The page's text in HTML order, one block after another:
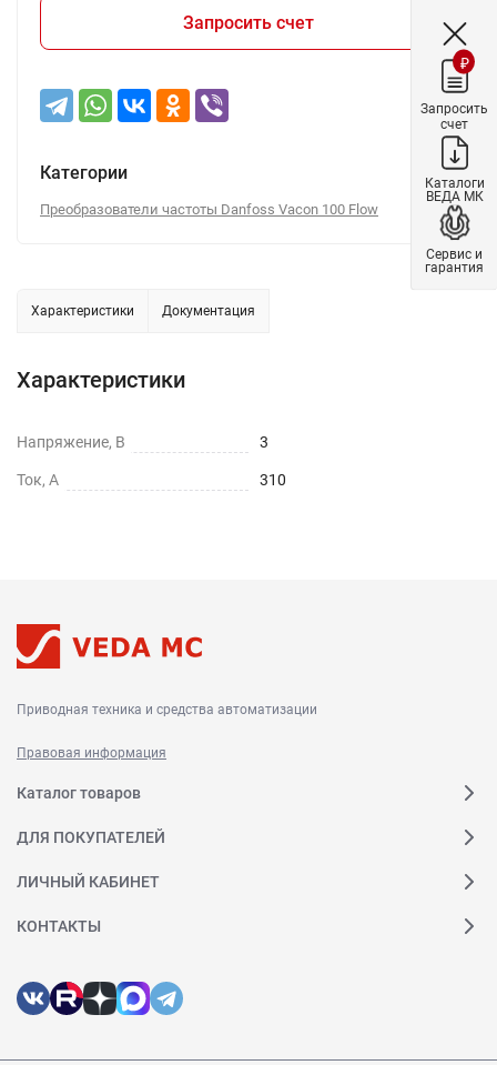
Запросить счет
Категории
Преобразователи частоты Danfoss Vacon 100 Flow
Характеристики Документация
Характеристики
Напряжение, В 3
Ток, А 310
Приводная техника и средства автоматизации
Правовая информация
Каталог товаров
ДЛЯ ПОКУПАТЕЛЕЙ
ЛИЧНЫЙ КАБИНЕТ
КОНТАКТЫ
₽
Запросить
счет
Каталоги
ВЕДА МК
Сервис и
гарантия